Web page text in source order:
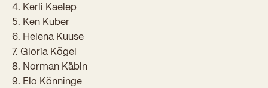
Sisseastumisinfo
4. Kerli Kaelep
5. Ken Kuber
6. Helena Kuuse
7. Gloria Kõgel
8. Norman Käbin
9. Elo Könninge